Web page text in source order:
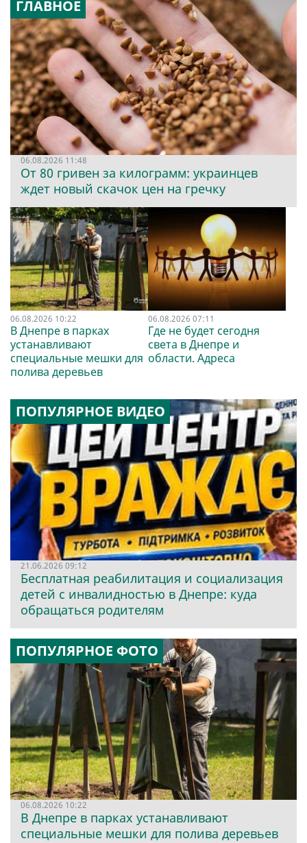
ГЛАВНОЕ
06.08.2026 11:48
От 80 гривен за килограмм: украинцев
ждет новый скачок цен на гречку
06.08.2026 10:22
В Днепре в парках
устанавливают
специальные мешки для
полива деревьев
06.08.2026 07:11
Где не будет сегодня
света в Днепре и
области. Адреса
ПОПУЛЯРНОЕ ВИДЕО
21.06.2026 09:12
Бесплатная реабилитация и социализация
детей с инвалидностью в Днепре: куда
обращаться родителям
ПОПУЛЯРНОЕ ФОТО
06.08.2026 10:22
В Днепре в парках устанавливают
специальные мешки для полива деревьев